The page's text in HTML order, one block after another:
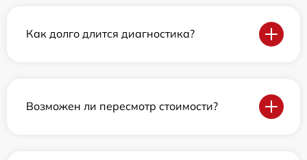
Как долго длится диагностика?
Возможен ли пересмотр стоимости?